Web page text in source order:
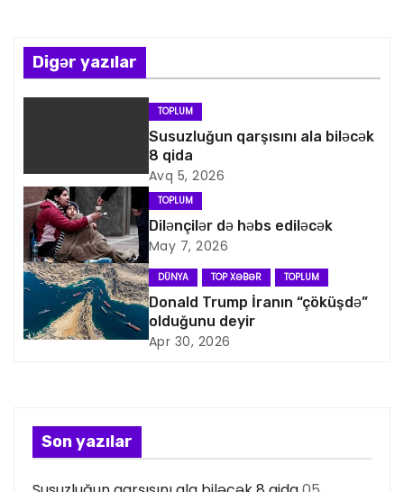
ı
n
v
i
q
a
s
a
Digər yazılar
TOPLUM
Susuzluğun qarşısını ala biləcək
8 qida
Avq 5, 2026
TOPLUM
Dilənçilər də həbs ediləcək
May 7, 2026
DÜNYA TOP XƏBƏR TOPLUM
Donald Trump İranın “çöküşdə”
olduğunu deyir
Apr 30, 2026
Son yazılar